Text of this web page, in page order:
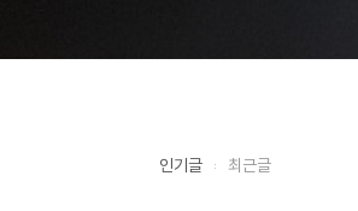
인기글 최근글